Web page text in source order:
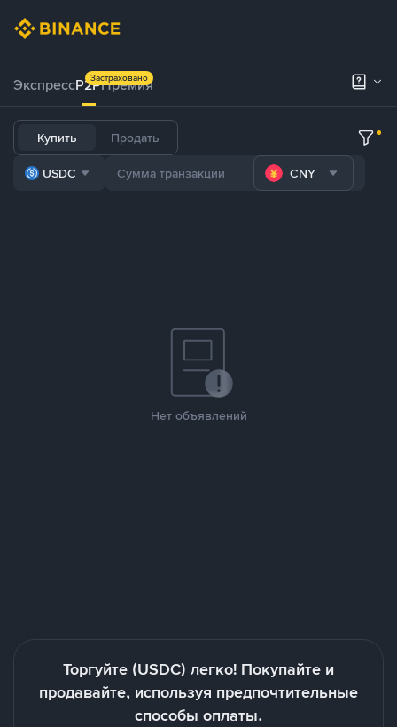
ЭкспрессP2PПремия
Застраховано
Купить Продать
USDC CNY
Нет объявлений
Торгуйте (USDC) легко! Покупайте и
продавайте, используя предпочтительные
способы оплаты.